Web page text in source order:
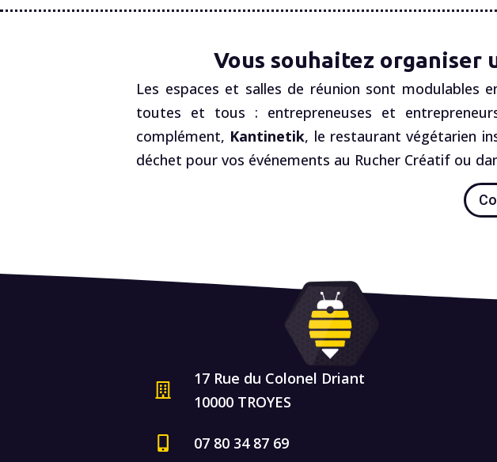
Vous souhaitez organiser
Les espaces et salles de réunion sont modulables
toutes et tous : entrepreneuses et
complément, Kantinetik, le restaurant végétarien
déchet pour vos événements au Rucher Créatif ou
17 Rue du Colonel Driant
10000 TROYES
07 80 34 87 69